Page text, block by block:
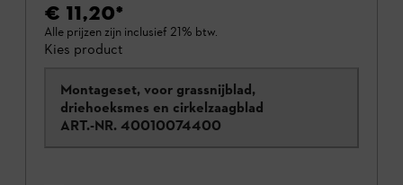
€ 11,20*
Alle prijzen zijn inclusief 21% btw.
Kies product
Montageset, voor grassnijblad,
driehoeksmes en cirkelzaagblad
ART.-NR. 40010074400